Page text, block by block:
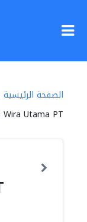
الصفحة الرئيسية
Wira Utama PT